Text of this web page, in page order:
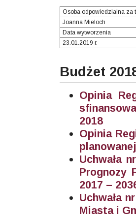
Osoba odpowiedzialna za
Joanna Mieloch
Data wytworzenia
23.01.2019 r.
Budżet
Opinia
2018
Opinia
Uchwała
Prognozy
2017 –
Uchwała
Miasta i